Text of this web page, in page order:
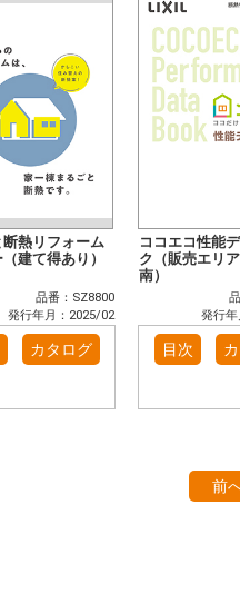
断熱リフォーム
建て得あり）
品番：SZ8800
発行年月：2025/02
カタログ
ココエコ性能
ク（販売エリ
南）
発行年
目次
前